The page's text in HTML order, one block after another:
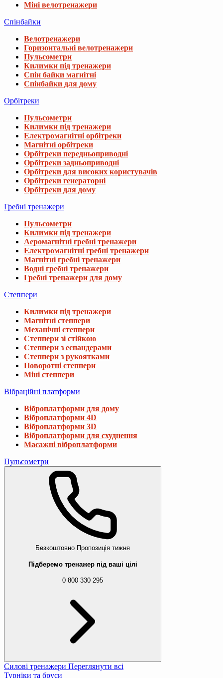
Міні велотренажери
Спінбайки
Велотренажери
Горизонтальні велотренажери
Пульсометри
Килимки під тренажери
Спін байки магнітні
Спінбайки для дому
Орбітреки
Пульсометри
Килимки під тренажери
Електромагнітні орбітреки
Магнітні орбітреки
Орбітреки передньоприводні
Орбітреки задньоприводні
Орбітреки для високих користувачів
Орбітреки генераторні
Орбітреки для дому
Гребні тренажери
Пульсометри
Килимки під тренажери
Аеромагнітні гребні тренажери
Електромагнітні гребні тренажери
Магнітні гребні тренажери
Водні гребні тренажери
Гребні тренажери для дому
Степпери
Килимки під тренажери
Магнітні степпери
Механічні степпери
Степпери зі стійкою
Степпери з еспандерами
Степпери з рукоятками
Поворотні степпери
Міні степпери
Вібраційні платформи
Віброплатформи для дому
Віброплатформи 4D
Віброплатформи 3D
Віброплатформи для схуднення
Масажні віброплатформи
Пульсометри
Безкоштовно Пропозиція тижня
Підберемо тренажер під ваші цілі
0 800 330 295
Силові тренажери Переглянути всі
Турніки та бруси